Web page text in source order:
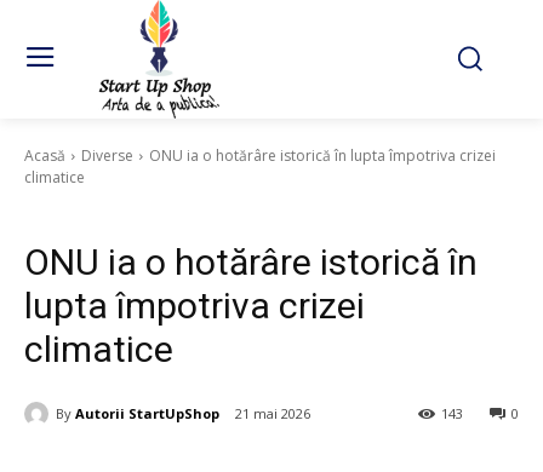
Acasă Diverse
ONU ia o hotărâre istorică în lupta împotriva crizei
climatice
ONU ia o hotărâre istorică în
lupta împotriva crizei
climatice
By Autorii StartUpShop 21 mai 2026 0
143